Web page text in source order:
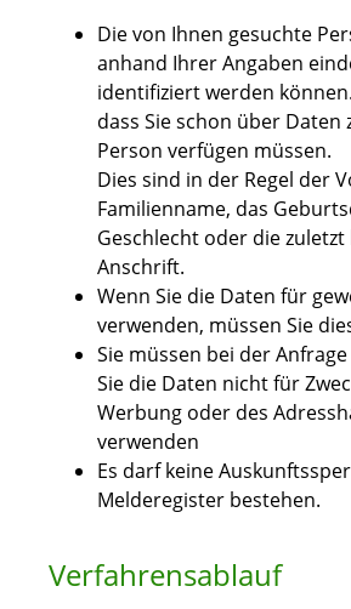
Die von Ihnen gesuchte
anhand Ihrer Angaben
identifiziert werden
dass Sie schon über
Person verfügen müssen.
Dies sind in der Regel der
Familienname, das
Geschlecht oder die
Anschrift.
Wenn Sie die Daten für
verwenden, müssen Sie
Sie müssen bei der
Sie die Daten nicht für
Werbung oder des
verwenden
Es darf keine
Melderegister bestehen.
Verfahrensablauf